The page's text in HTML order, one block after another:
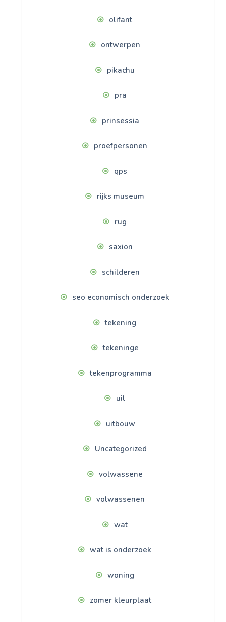
olifant
ontwerpen
pikachu
pra
prinsessia
proefpersonen
qps
rijks museum
rug
saxion
schilderen
seo economisch onderzoek
tekening
tekeninge
tekenprogramma
uil
uitbouw
Uncategorized
volwassene
volwassenen
wat
wat is onderzoek
woning
zomer kleurplaat